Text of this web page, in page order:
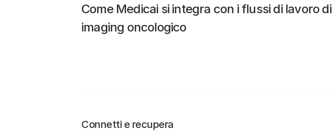
Come Medicai si integra con i flussi di lavoro di
imaging oncologico
Connetti e recupera